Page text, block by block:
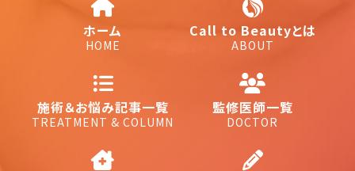
ホーム
HOME
Call to Beautyとは
ABOUT
施術＆お悩み記事一覧
TREATMENT & COLUMN
監修医師一覧
DOCTOR